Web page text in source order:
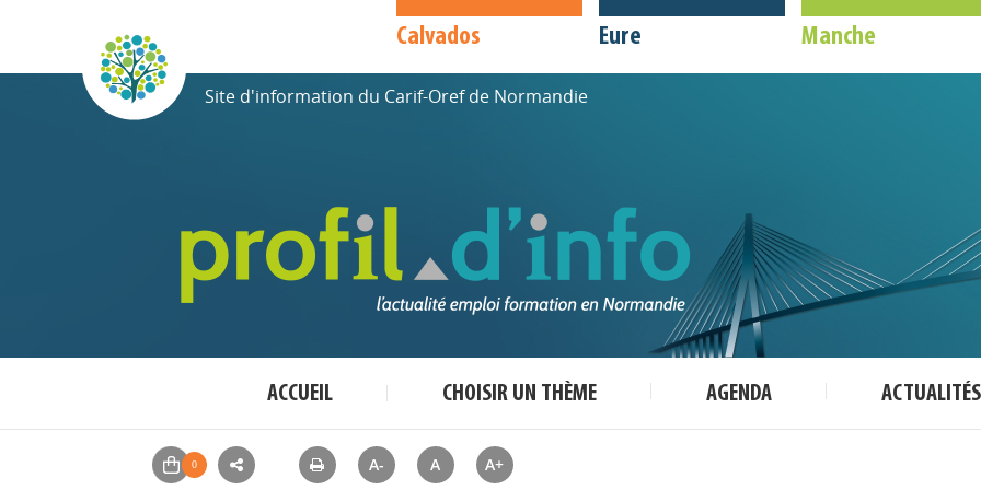
Calvados Eure Manche
Site d'information du Carif-Oref de Normandie
ACCUEIL CHOISIR UN THÈME AGENDA ACTUALITÉS
A- A A+